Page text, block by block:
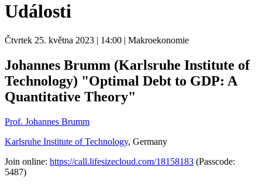
Události
Čtvrtek 25. května 2023 | 14:00 | Makroekonomie
Johannes Brumm (Karlsruhe Institute of
Technology) "Optimal Debt to GDP: A
Quantitative Theory"
Prof. Johannes Brumm
Karlsruhe Institute of Technology, Germany
Join online: https://call.lifesizecloud.com/18158183 (Passcode:
5487)